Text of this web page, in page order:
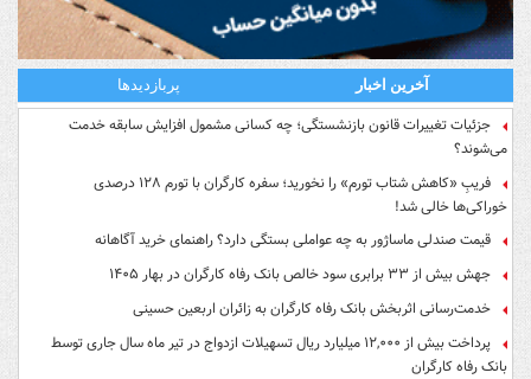
آخرین اخبار پربازدیدها
جزئیات تغییرات قانون بازنشستگی؛ چه کسانی مشمول افزایش سابقه خدمت
می‌شوند؟
فریبِ «کاهش شتاب تورم» را نخورید؛ سفره کارگران با تورم ۱۲۸ درصدی
خوراکی‌ها خالی شد!
قیمت صندلی ماساژور به چه عواملی بستگی دارد؟ راهنمای خرید آگاهانه
جهش بیش از ۳۳ برابری سود خالص بانک رفاه کارگران در بهار ۱۴۰۵
خدمت‌رسانی اثربخش بانک رفاه کارگران به زائران اربعین حسینی
پرداخت بیش از ۱۲,۰۰۰ میلیارد ریال تسهیلات ازدواج در تیر ماه سال جاری توسط
بانک رفاه کارگران